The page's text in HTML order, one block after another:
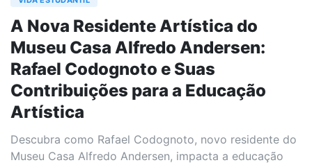
A Nova Residente Artística do
Museu Casa Alfredo Andersen:
Rafael Codognoto e Suas
Contribuições para a Educação
Artística
Descubra como Rafael Codognoto, novo residente do
Museu Casa Alfredo Andersen, impacta a educação